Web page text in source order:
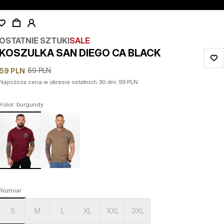
SZTUKISALE
SAN DIEGO CA BLACK
PLN 89 PLN
cena w okresie ostatnich 30 dni: 59 PLN
burgundy
S M L XL XXL 3XL